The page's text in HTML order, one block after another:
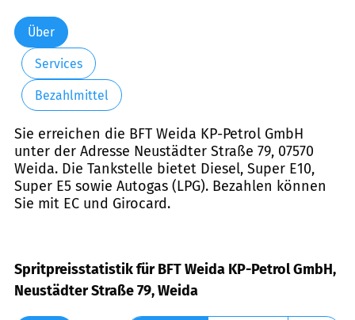
Über
Services
Bezahlmittel
Sie erreichen die BFT Weida KP-Petrol GmbH
unter der Adresse Neustädter Straße 79, 07570
Weida. Die Tankstelle bietet Diesel, Super E10,
Super E5 sowie Autogas (LPG). Bezahlen können
Sie mit EC und Girocard.
Spritpreisstatistik für BFT Weida KP-Petrol GmbH,
Neustädter Straße 79, Weida